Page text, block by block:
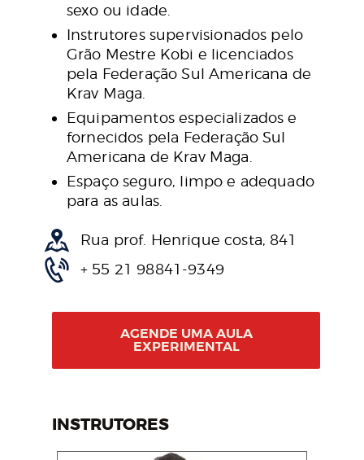
sexo ou idade.
Instrutores supervisionados pelo
Grão Mestre Kobi e licenciados
pela Federação Sul Americana de
Krav Maga.
Equipamentos especializados e
fornecidos pela Federação Sul
Americana de Krav Maga.
Espaço seguro, limpo e adequado
para as aulas.
Rua prof. Henrique costa, 841
+ 55 21 98841-9349
AGENDE UMA AULA
EXPERIMENTAL
INSTRUTORES